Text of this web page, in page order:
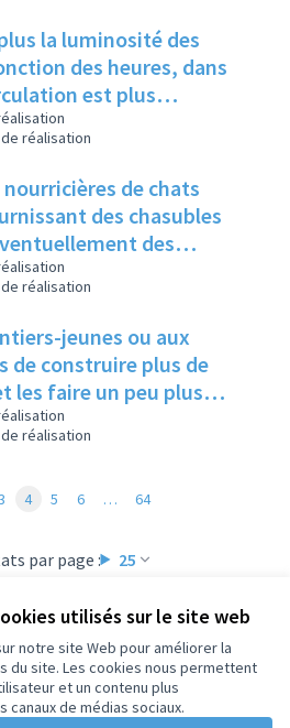
utilisés sur le site web
notre site Web pour améliorer la
du site. Les cookies nous permettent
et un contenu plus
de médias sociaux.
la luminosité des
des heures, dans
est plus
éteindre
réalisation
de chats
des chasubles
des
personnes intéressées
réalisation
jeunes ou aux
de construire plus de
les faire un peu plus
existantes
réalisation
par page : 25
4 5 6 … 64